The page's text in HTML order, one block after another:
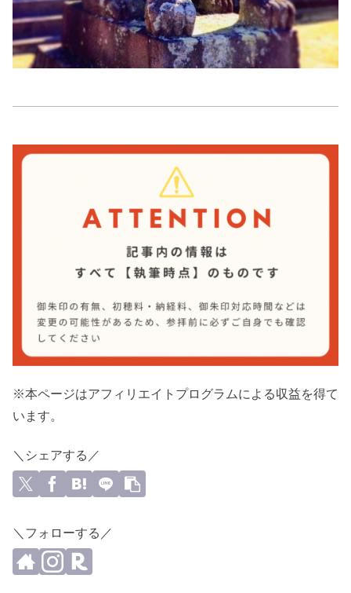
※本ページはアフィリエイトプログラムによる収益を得て
います。
＼シェアする／
＼フォローする／